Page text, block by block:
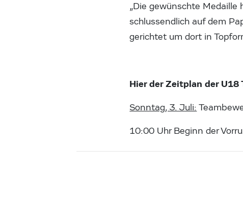
„Die gewünschte Medaille
schlussendlich auf dem
gerichtet um dort in
Hier der Zeitplan der
Sonntag, 3. Juli:
10:00 Uhr Beginn der